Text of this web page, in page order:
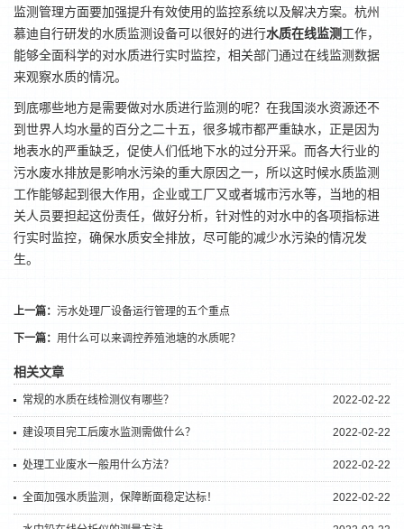
监测管理方面要加强提升有效使用的监控系统以及解决方案。杭州
慕迪自行研发的水质监测设备可以很好的进行水质在线监测 工作，
能够全面科学的对水质进行实时监控，相关部门通过在线监测 数据
来观察水质的情况。
到底哪些地方是需要做对水质进行监测的呢？在我国淡水资源还不
到世界人均水量的百分之二十五，很多城市都严重缺水，正是因为
地表水的严重缺乏，促使人们低地下水的过分开采。而各大行业的
污水废水排放是影响水污染的重大原因之一，所以这时候水质监测
工作能够起到很大作用，企业或工厂又或者城市污水等，当地的相
关人员要担起这份责任，做好分析，针对性的对水中的各项指标进
行实时监控，确保水质安全排放，尽可能的减少水污染的情况发
生。
上一篇： 污水处理厂设备运行管理的五个重点
下一篇： 用什么可以来调控养殖池塘的水质呢？
相关文章
2022-02-22
常规的水质在线检测仪有哪些？
2022-02-22
建设项目完工后废水监测需做什么？
2022-02-22
处理工业废水一般用什么方法？
2022-02-22
全面加强水质监测，保障断面稳定达标！